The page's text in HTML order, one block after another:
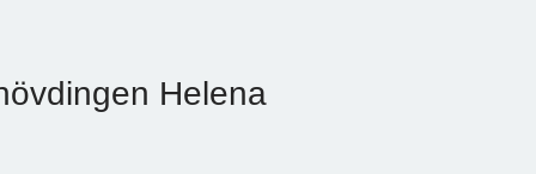
Helena